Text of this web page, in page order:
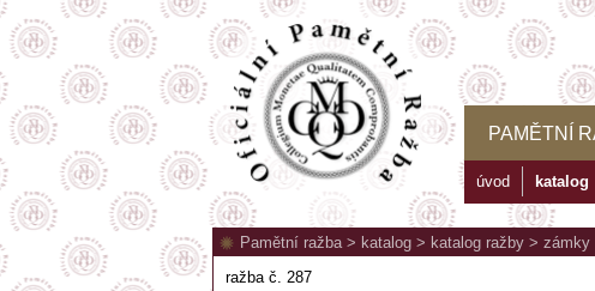
PAMĚTNÍ
úvod katalog
Pamětní ražba> katalog > katalog ražby > zámky
ražba č. 287